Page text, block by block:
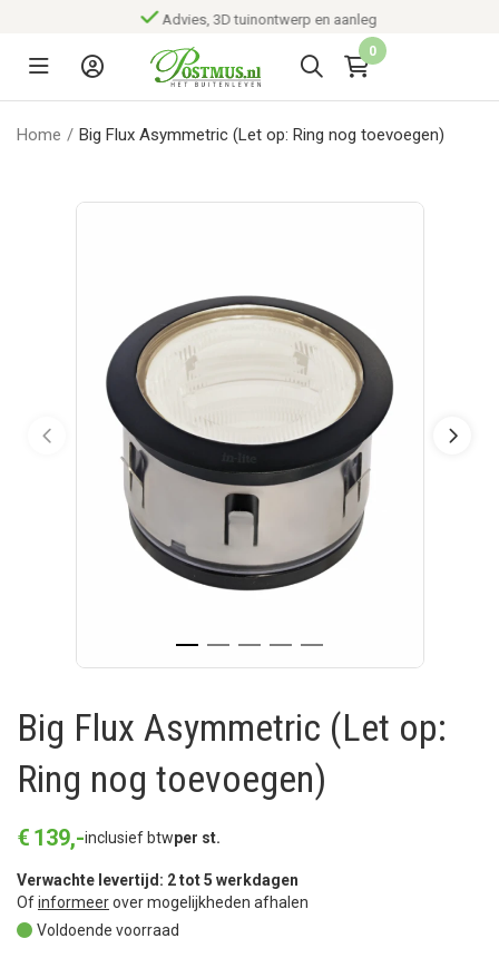
Advies, 3D tuinontwerp en aanleg
0
Home / Big Flux Asymmetric (Let op: Ring nog toevoegen)
Big Flux Asymmetric (Let op:
Ring nog toevoegen)
€ 139,-inclusief btwper st.
Verwachte levertijd: 2 tot 5 werkdagen
Ofinformeerover mogelijkheden afhalen
Voldoende voorraad